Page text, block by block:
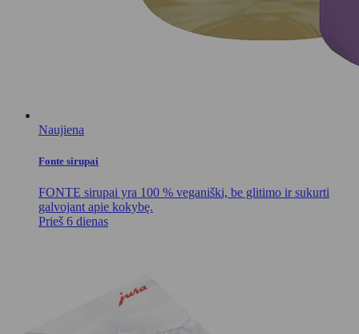
Naujiena
Fonte sirupai
FONTE sirupai yra 100 % veganiški, be glitimo ir sukurti
galvojant apie kokybę.
Prieš 6 dienas